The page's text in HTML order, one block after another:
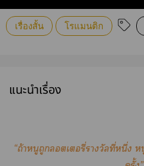
เรื่องสั้น โรแมนติก
แนะนำเรื่อง
“ถ้าหนูถูกลอตเตอรี่รางวัลที่หนึ่ง